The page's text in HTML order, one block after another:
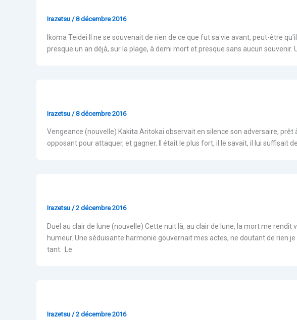
Irazetsu /8 décembre 2016
Ikoma Teidei Il ne se souvenait de rien de ce que fut sa vie avant, peut-être
presque un an déjà, sur la plage, à demi mort et presque sans aucun souvenir.
Irazetsu /8 décembre 2016
Vengeance (nouvelle) Kakita Aritokai observait en silence son adversaire,
opposant pour attaquer, et gagner. Il était le plus fort, il le savait, il lui suffisait
Irazetsu /2 décembre 2016
Duel au clair de lune (nouvelle) Cette nuit là, au clair de lune, la mort me
humeur. Une séduisante harmonie gouvernait mes actes, ne doutant de rien
tant. Le
Irazetsu /2 décembre 2016